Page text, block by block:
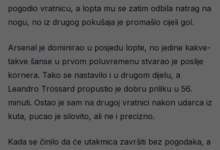
pogodio vratnicu, a lopta mu se zatim odbila natrag na
nogu, no iz drugog pokušaja je promašio cijeli gol.
Arsenal je dominirao u posjedu lopte, no jedine kakve-
takve šanse u prvom poluvremenu stvarao je poslije
kornera. Tako se nastavilo i u drugom dijelu, a
Leandro Trossard propustio je dobru priliku u 56.
minuti. Ostao je sam na drugoj vratnici nakon udarca iz
kuta, pucao je silovito, ali ne i precizno.
Kada se činilo da će utakmica završiti bez pogodaka, a